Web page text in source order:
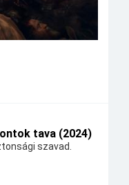
tava (2024)
szavad.